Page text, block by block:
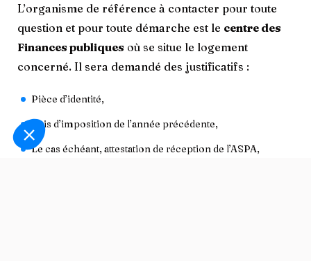
L’organisme de référence à contacter pour toute
question et pour toute démarche est le centre des
Finances publiques où se situe le logement
concerné. Il sera demandé des justificatifs :
Pièce d’identité,
Avis d’imposition de l’année précédente,
Le cas échéant, attestation de réception de l’ASPA,